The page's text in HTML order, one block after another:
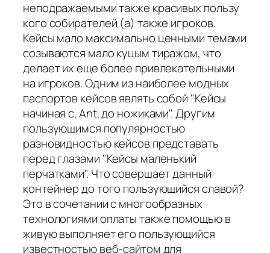
неподражаемыми также красивых пользу
кого собирателей (а) также игроков.
Кейсы мало максимально ценными темами
созываются мало куцым тиражом, что
делает их еще более привлекательными
на игроков. Одним из наиболее модных
паспортов кейсов являть собой "Кейсы
начиная с. Ant. до ножиками". Другим
пользующимся популярностью
разновидностью кейсов представать
перед глазами "Кейсы маленький
перчатками". Что совершает данный
контейнер до того пользующийся славой?
Это в сочетании с многообразных
технологиями оплаты также помощью в
живую выполняет его пользующийся
известностью веб-сайтом для